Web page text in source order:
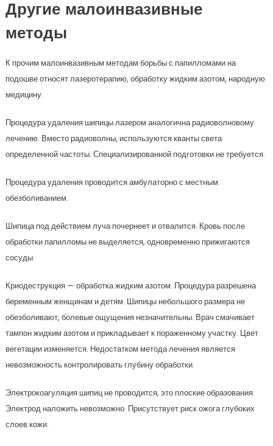
Другие малоинвазивные
методы
К прочим малоинвазивным методам борьбы с папилломами на
подошве относят лазеротерапию, обработку жидким азотом, народную
медицину.
Процедура удаления шипицы лазером аналогична радиоволновому
лечению. Вместо радиоволны, используются кванты света
определенной частоты. Специализированной подготовки не требуется.
Процедура удаления проводится амбулаторно с местным
обезболиванием.
Шипица под действием луча почернеет и отвалится. Кровь после
обработки папилломы не выделяется, одновременно прижигаются
сосуды.
Криодеструкция — обработка жидким азотом. Процедура разрешена
беременным женщинам и детям. Шипицы небольшого размера не
обезболивают, болевые ощущения незначительны. Врач смачивает
тампон жидким азотом и прикладывает к пораженному участку. Цвет
вегетации изменяется. Недостатком метода лечения является
невозможность контролировать глубину обработки.
Электрокоагуляция шипиц не проводится, это плоские образования.
Электрод наложить невозможно. Присутствует риск ожога глубоких
слоев кожи.